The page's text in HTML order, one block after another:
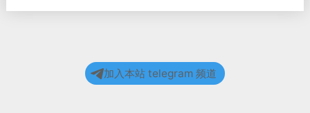
加入本站 telegram 频道